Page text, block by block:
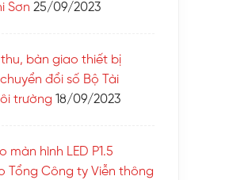
Sơn 25/09/2023
bàn giao thiết bị
đổi số Bộ Tài
trường 18/09/2023
màn hình LED P1.5
Tổng Công ty Viễn thông